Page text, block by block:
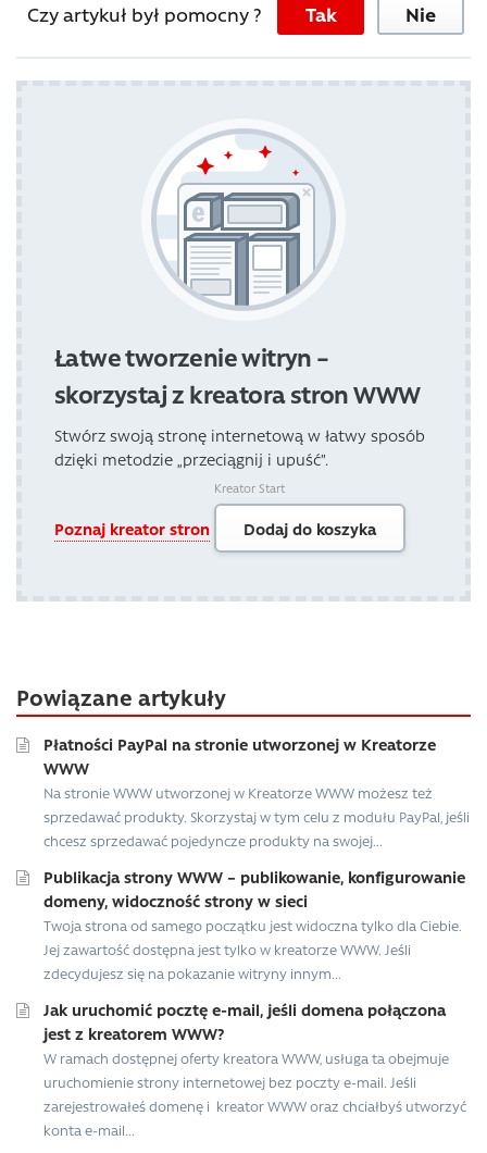
Czy artykuł był pomocny ? Tak Nie
Łatwe tworzenie witryn –
skorzystaj z kreatora stron WWW
Stwórz swoją stronę internetową w łatwy sposób
dzięki metodzie „przeciągnij i upuść”.
Poznaj kreator stron
Kreator Start
Dodaj do koszyka
Powiązane artykuły
Płatności PayPal na stronie utworzonej w Kreatorze
WWW
Na stronie WWW utworzonej w Kreatorze WWW możesz też
sprzedawać produkty. Skorzystaj w tym celu z modułu PayPal, jeśli
chcesz sprzedawać pojedyncze produkty na swojej...
Publikacja strony WWW – publikowanie, konfigurowanie
domeny, widoczność strony w sieci
Twoja strona od samego początku jest widoczna tylko dla Ciebie.
Jej zawartość dostępna jest tylko w kreatorze WWW. Jeśli
zdecydujesz się na pokazanie witryny innym...
Jak uruchomić pocztę e-mail, jeśli domena połączona
jest z kreatorem WWW?
W ramach dostępnej oferty kreatora WWW, usługa ta obejmuje
uruchomienie strony internetowej bez poczty e-mail. Jeśli
zarejestrowałeś domenę i kreator WWW oraz chciałbyś utworzyć
konta e-mail...